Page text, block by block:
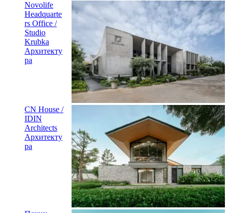
Novolife
Headquarte
rs Office /
Studio
Krubka
Архитекту
ра
CN House /
IDIN
Architects
Архитекту
ра